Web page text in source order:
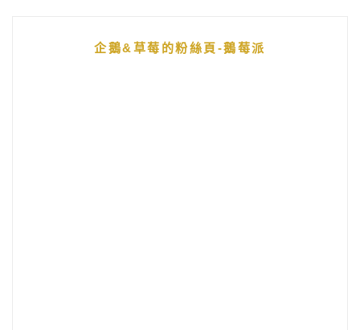
企鵝&草莓的粉絲頁-鵝莓派